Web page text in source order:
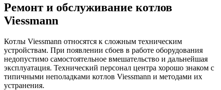
Ремонт и обслуживание котлов
Viessmann
Котлы Viessmann относятся к сложным техническим
устройствам. При появлении сбоев в работе оборудования
недопустимо самостоятельное вмешательство и дальнейшая
эксплуатация. Технический персонал центра хорошо знаком с
типичными неполадками котлов Viessmann и методами их
устранения.